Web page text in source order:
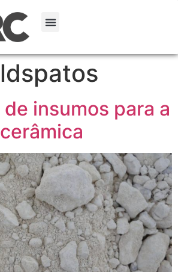
insumos para a